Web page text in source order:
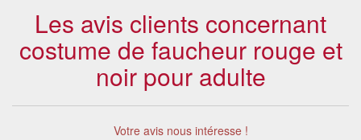
Les avis clients concernant
costume de faucheur rouge et
noir pour adulte
Votre avis nous intéresse !